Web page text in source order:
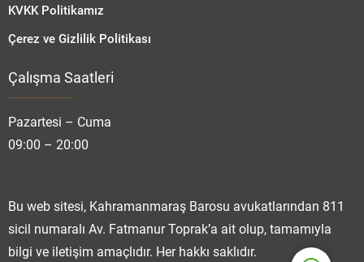
KVKK Politikamız
Çerez ve Gizlilik Politikası
Çalışma Saatleri
Pazartesi – Cuma
09:00 – 20:00
Bu web sitesi, Kahramanmaraş Barosu avukatlarından 811
sicil numaralı Av. Fatmanur Toprak’a ait olup, tamamıyla
bilgi ve iletişim amaçlıdır. Her hakkı saklıdır.
Cevap Yaz